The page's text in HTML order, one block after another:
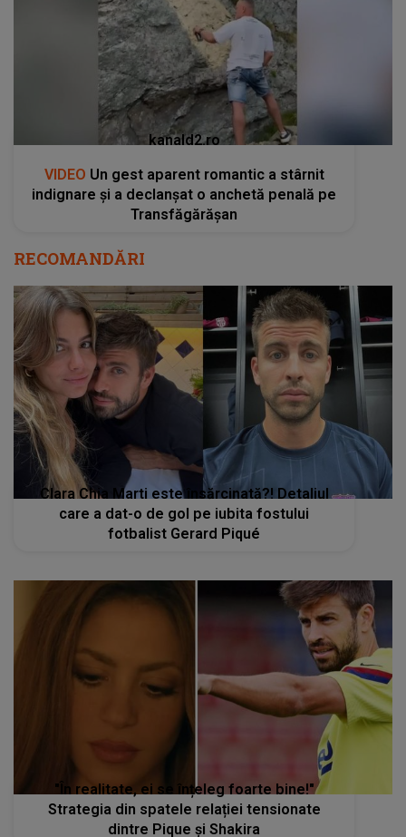
kanald2.ro
VIDEO Un gest aparent romantic a stârnit
indignare și a declanșat o anchetă penală pe
Transfăgărășan
RECOMANDĂRI
Clara Chia Marti este însărcinată?! Detaliul
care a dat-o de gol pe iubita fostului
fotbalist Gerard Piqué
"În realitate, ei se înțeleg foarte bine!"
Strategia din spatele relației tensionate
dintre Pique și Shakira